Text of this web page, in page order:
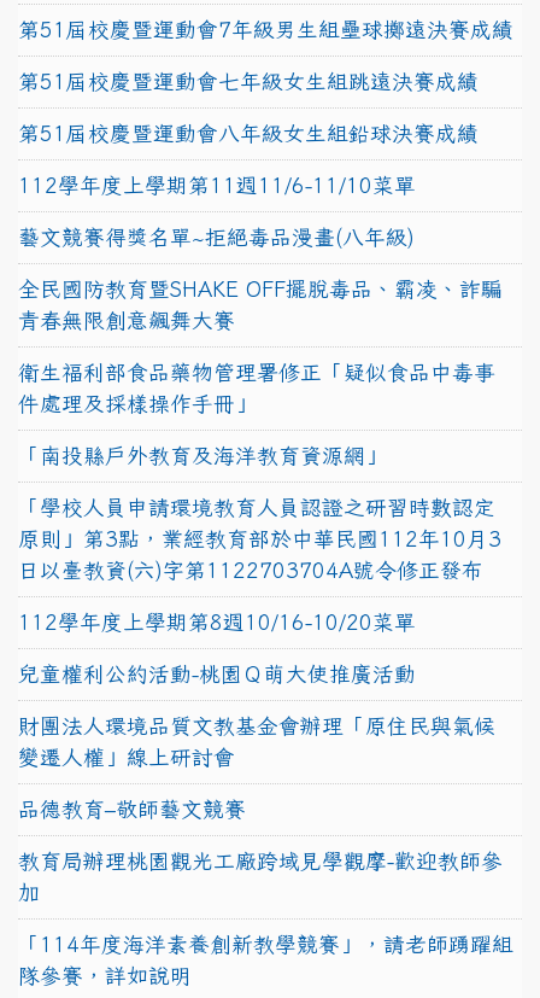
第51屆校慶暨運動會7年級男生組壘球擲遠決賽成績
第51屆校慶暨運動會七年級女生組跳遠決賽成績
第51屆校慶暨運動會八年級女生組鉛球決賽成績
112學年度上學期第11週11/6-11/10菜單
藝文競賽得獎名單~拒絕毒品漫畫(八年級)
全民國防教育暨SHAKE OFF擺脫毒品、霸凌、詐騙
青春無限創意飆舞大賽
衛生福利部食品藥物管理署修正「疑似食品中毒事
件處理及採樣操作手冊」
「南投縣戶外教育及海洋教育資源網」
「學校人員申請環境教育人員認證之研習時數認定
原則」第3點，業經教育部於中華民國112年10月3
日以臺教資(六)字第1122703704A號令修正發布
112學年度上學期第8週10/16-10/20菜單
兒童權利公約活動-桃園Ｑ萌大使推廣活動
財團法人環境品質文教基金會辦理「原住民與氣候
變遷人權」線上研討會
品德教育–敬師藝文競賽
教育局辦理桃園觀光工廠跨域見學觀摩-歡迎教師參
加
「114年度海洋素養創新教學競賽」，請老師踴躍組
隊參賽，詳如說明